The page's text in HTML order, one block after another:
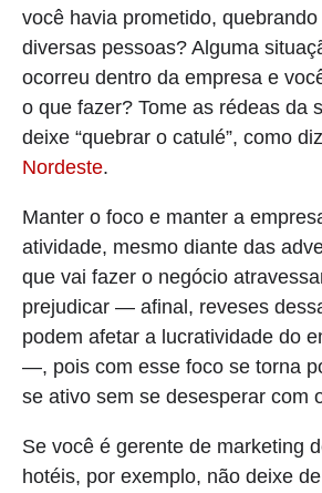
você havia prometido,
diversas pessoas? Alguma
ocorreu dentro da empresa e
o que fazer? Tome as rédeas da
deixe “quebrar o catulé”, como
Nordeste.
Manter o foco e manter a
atividade, mesmo diante das
que vai fazer o negócio
prejudicar — afinal, reveses
podem afetar a lucratividade do
—, pois com esse foco se torna
se ativo sem se desesperar com
Se você é gerente de marketing
hotéis, por exemplo, não deixe